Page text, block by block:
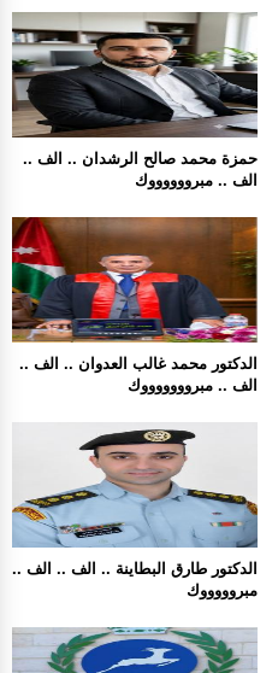
حمزة محمد صالح الرشدان .. الف ..
الف .. مبرووووووك
الدكتور محمد غالب العدوان .. الف ..
الف .. مبروووووووك
الدكتور طارق البطاينة .. الف .. الف ..
مبروووووك